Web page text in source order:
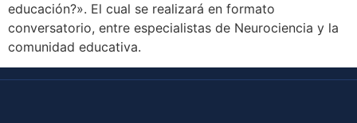
educación?». El cual se realizará en formato
conversatorio, entre especialistas de Neurociencia y la
comunidad educativa.